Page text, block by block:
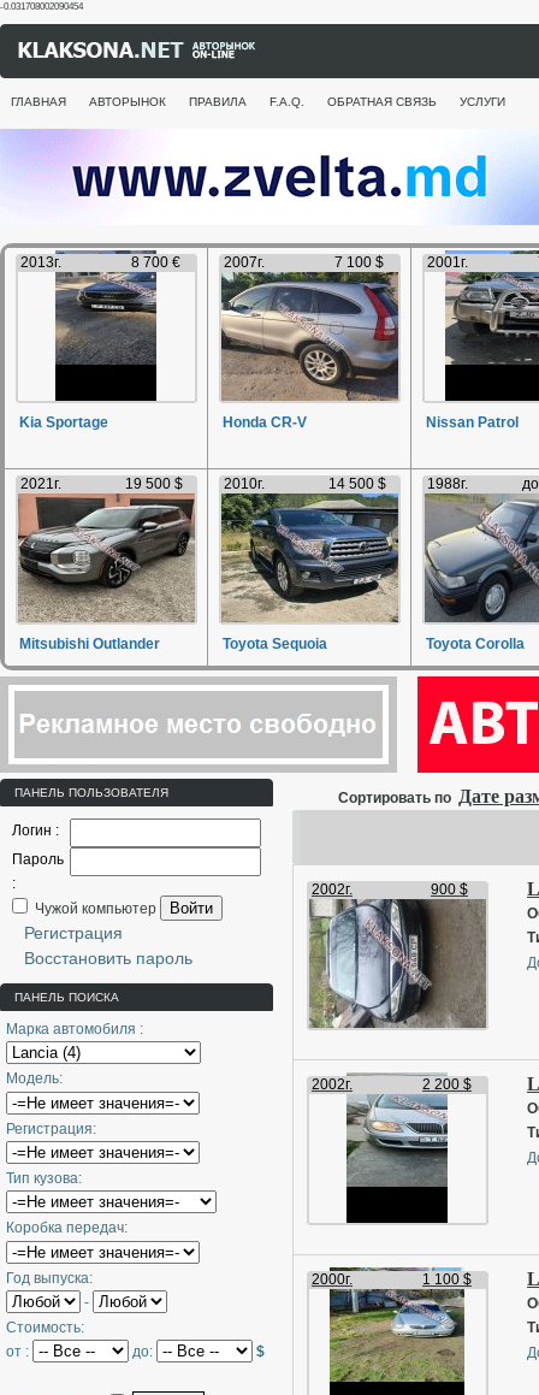
-0.031708002090454
ГЛАВНАЯ АВТОРЫНОК ПРАВИЛА F.A.Q. ОБРАТНАЯ СВЯЗЬ УСЛУГИ
2013г. 8 700 €
Kia Sportage
2007г. 7 100 $
Honda CR-V
2001г.
Nissan Patrol
2021г. 19 500 $
Mitsubishi Outlander
2010г. 14 500 $
Toyota Sequoia
1988г.
Toyota Corolla
ПАНЕЛЬ ПОЛЬЗОВАТЕЛЯ
Логин :
Пароль
:
Чужой компьютер
Войти
Регистрация
Восстановить пароль
ПАНЕЛЬ ПОИСКА
Марка автомобиля :
Модель:
Регистрация:
Тип кузова:
Коробка передач:
Год выпуска:
-
Стоимость:
от :
до: $
Сортировать по Дате
2002г. 900 $
2002г. 2 200 $
2000г. 1 100 $